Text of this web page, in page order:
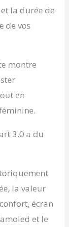
la durée de
de vos
montre
en
3.0 a du
la valeur
écran
et le